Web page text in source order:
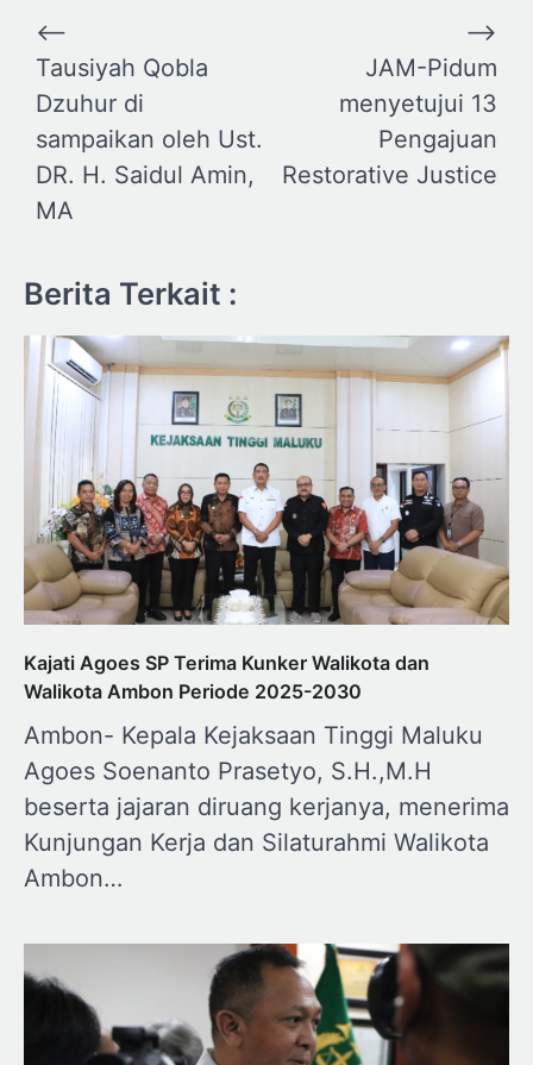
Navigasi
pos
⟵
Tausiyah Qobla
Dzuhur di
sampaikan oleh Ust.
DR. H. Saidul Amin,
MA
JAM-Pidum
menyetujui 13
Pengajuan
Restorative Justice
⟶
Berita Terkait :
Kajati Agoes SP Terima Kunker Walikota dan
Walikota Ambon Periode 2025-2030
Ambon- Kepala Kejaksaan Tinggi Maluku
Agoes Soenanto Prasetyo, S.H.,M.H
beserta jajaran diruang kerjanya, menerima
Kunjungan Kerja dan Silaturahmi Walikota
Ambon…